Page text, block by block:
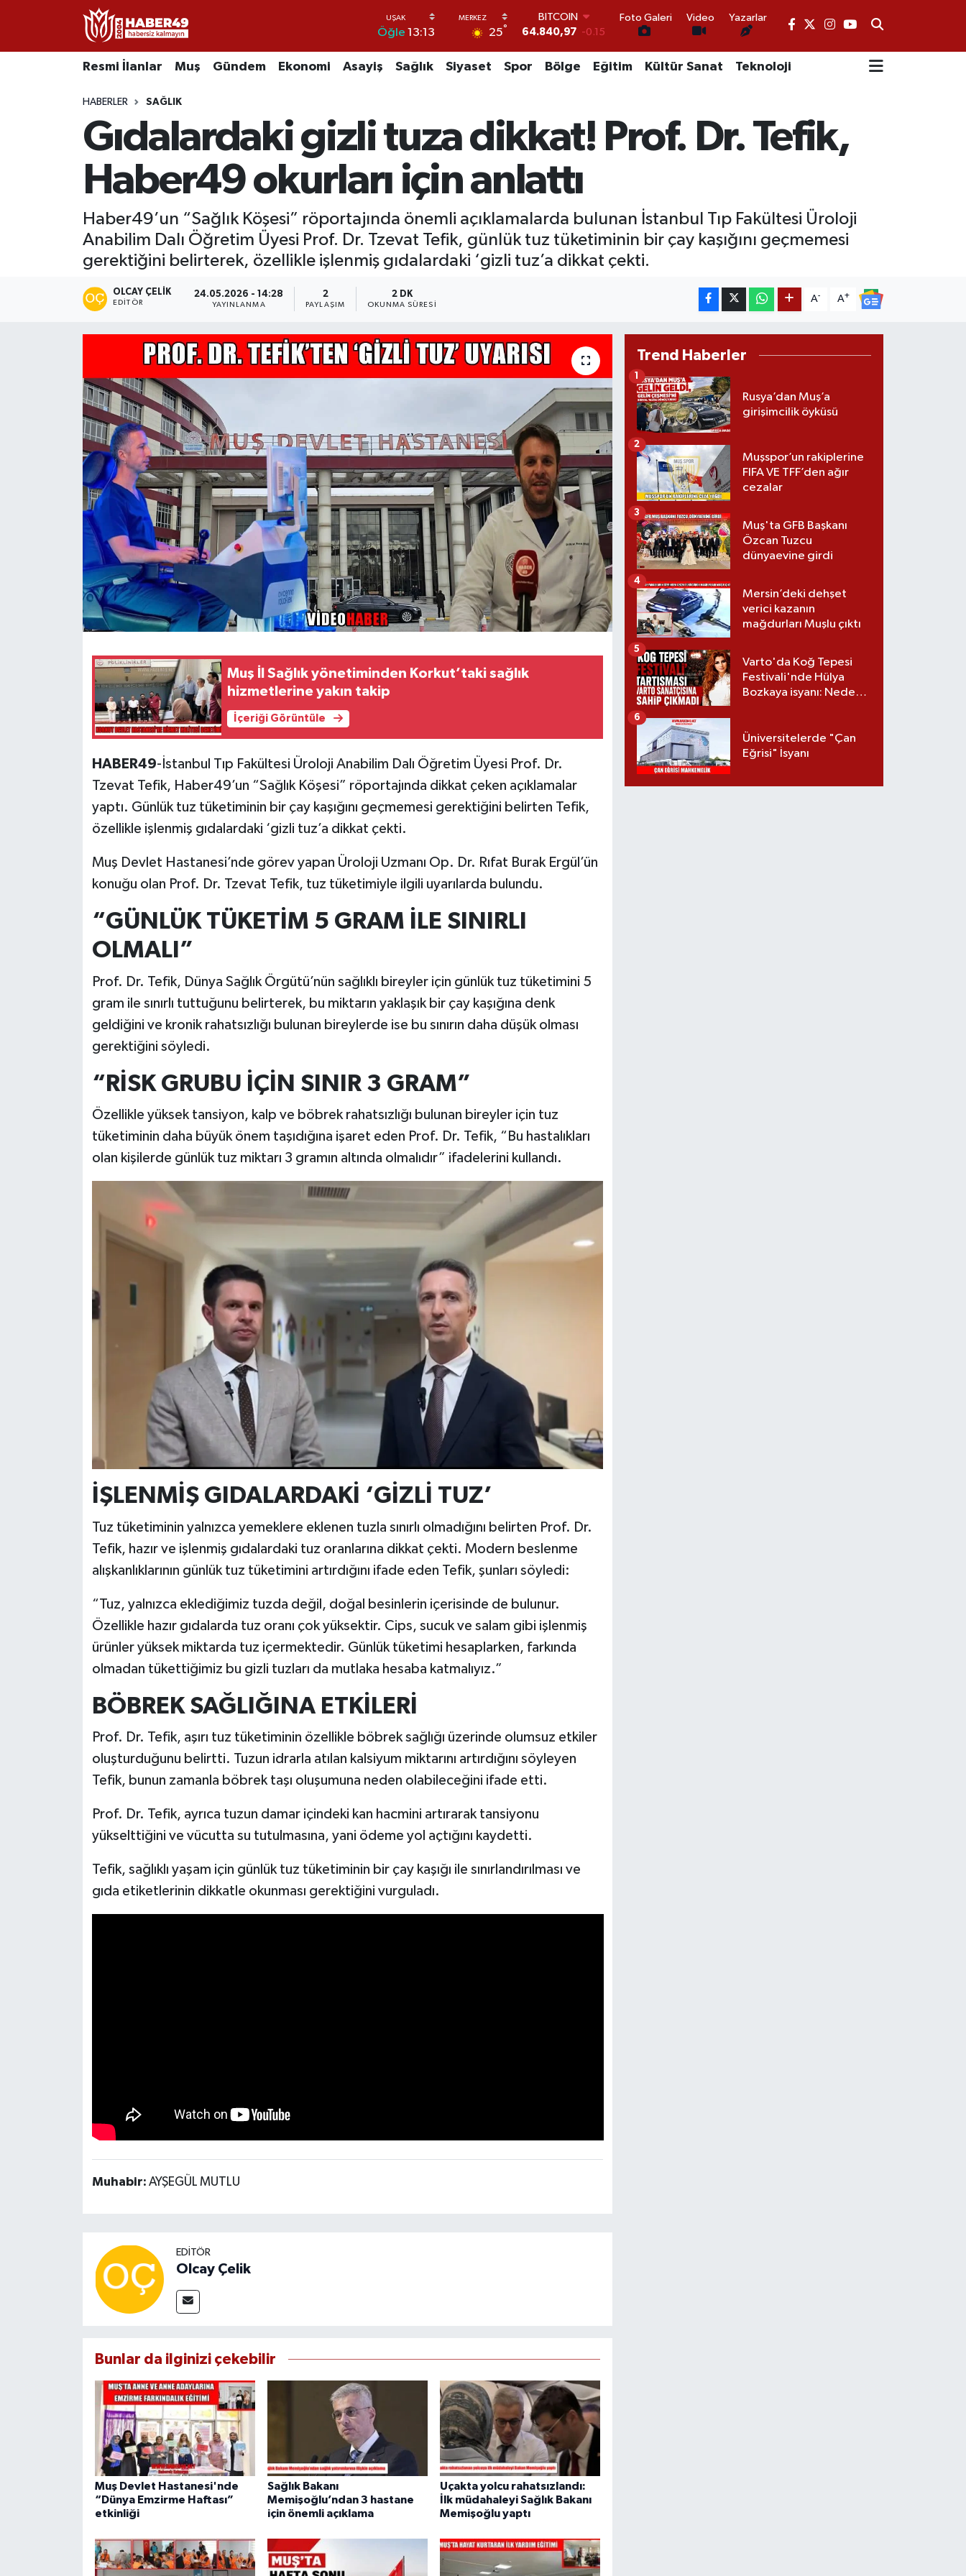
Öğle 13:13 25°
DOLAR
47,7436
0.18
55,2510 0.32
6660.55
BİST100
BITCOIN
64.840,97
Foto Galeri Video Yazarlar
Resmi İlanlar Muş Gündem Ekonomi Asayiş Sağlık Siyaset Spor Bölge Eğitim Kültür Sanat Teknoloji
HABERLER SAĞLIK
Gıdalardaki gizli tuza dikkat! Prof. Dr. Tefik,
Haber49 okurları için anlattı
Haber49’un “Sağlık Köşesi” röportajında önemli açıklamalarda bulunan İstanbul Tıp Fakültesi Üroloji
Anabilim Dalı Öğretim Üyesi Prof. Dr. Tzevat Tefik, günlük tuz tüketiminin bir çay kaşığını geçmemesi
gerektiğini belirterek, özellikle işlenmiş gıdalardaki ‘gizli tuz’a dikkat çekti.
OLCAY ÇELIK
EDITÖR
24.05.2026 - 14:28
YAYINLANMA
2
PAYLAŞIM
2 DK
OKUNMA SÜRESI
A- A+
Muş İl Sağlık yönetiminden Korkut’taki sağlık
hizmetlerine yakın takip
İçeriği Görüntüle
HABER49-İstanbul Tıp Fakültesi Üroloji Anabilim Dalı Öğretim Üyesi Prof. Dr.
Tzevat Tefik, Haber49’un “Sağlık Köşesi” röportajında dikkat çeken açıklamalar
yaptı. Günlük tuz tüketiminin bir çay kaşığını geçmemesi gerektiğini belirten Tefik,
özellikle işlenmiş gıdalardaki ‘gizli tuz’a dikkat çekti.
Muş Devlet Hastanesi’nde görev yapan Üroloji Uzmanı Op. Dr. Rıfat Burak Ergül’ün
konuğu olan Prof. Dr. Tzevat Tefik, tuz tüketimiyle ilgili uyarılarda bulundu.
“GÜNLÜK TÜKETİM 5 GRAM İLE SINIRLI
OLMALI”
Prof. Dr. Tefik, Dünya Sağlık Örgütü’nün sağlıklı bireyler için günlük tuz tüketimini 5
gram ile sınırlı tuttuğunu belirterek, bu miktarın yaklaşık bir çay kaşığına denk
geldiğini ve kronik rahatsızlığı bulunan bireylerde ise bu sınırın daha düşük olması
gerektiğini söyledi.
“RİSK GRUBU İÇİN SINIR 3 GRAM”
Özellikle yüksek tansiyon, kalp ve böbrek rahatsızlığı bulunan bireyler için tuz
tüketiminin daha büyük önem taşıdığına işaret eden Prof. Dr. Tefik, “Bu hastalıkları
olan kişilerde günlük tuz miktarı 3 gramın altında olmalıdır” ifadelerini kullandı.
İŞLENMİŞ GIDALARDAKİ ‘GİZLİ TUZ’
Tuz tüketiminin yalnızca yemeklere eklenen tuzla sınırlı olmadığını belirten Prof. Dr.
Tefik, hazır ve işlenmiş gıdalardaki tuz oranlarına dikkat çekti. Modern beslenme
alışkanlıklarının günlük tuz tüketimini artırdığını ifade eden Tefik, şunları söyledi:
“Tuz, yalnızca eklediğimiz tuzda değil, doğal besinlerin içerisinde de bulunur.
Özellikle hazır gıdalarda tuz oranı çok yüksektir. Cips, sucuk ve salam gibi işlenmiş
ürünler yüksek miktarda tuz içermektedir. Günlük tüketimi hesaplarken, farkında
olmadan tükettiğimiz bu gizli tuzları da mutlaka hesaba katmalıyız.”
BÖBREK SAĞLIĞINA ETKİLERİ
Prof. Dr. Tefik, aşırı tuz tüketiminin özellikle böbrek sağlığı üzerinde olumsuz etkiler
oluşturduğunu belirtti. Tuzun idrarla atılan kalsiyum miktarını artırdığını söyleyen
Tefik, bunun zamanla böbrek taşı oluşumuna neden olabileceğini ifade etti.
Prof. Dr. Tefik, ayrıca tuzun damar içindeki kan hacmini artırarak tansiyonu
yükselttiğini ve vücutta su tutulmasına, yani ödeme yol açtığını kaydetti.
Tefik, sağlıklı yaşam için günlük tuz tüketiminin bir çay kaşığı ile sınırlandırılması ve
gıda etiketlerinin dikkatle okunması gerektiğini vurguladı.
Muhabir: AYŞEGÜL MUTLU
EDITÖR
Olcay Çelik
Bunlar da ilginizi çekebilir
Muş Devlet Hastanesi'nde
“Dünya Emzirme Haftası”
etkinliği
Sağlık Bakanı
Memişoğlu’ndan 3 hastane
için önemli açıklama
Uçakta yolcu rahatsızlandı:
İlk müdahaleyi Sağlık Bakanı
Memişoğlu yaptı
Trend Haberler
Rusya’dan Muş’a
girişimcilik öyküsü
1
Muşspor’un rakiplerine
FIFA VE TFF’den ağır
cezalar
2
Muş'ta GFB Başkanı
Özcan Tuzcu
dünyaevine girdi
3
Mersin’deki dehşet
verici kazanın
mağdurları Muşlu çıktı
4
Varto'da Koğ Tepesi
Festivali'nde Hülya
Bozkaya isyanı: Neden
5
Üniversitelerde "Çan
Eğrisi" İsyanı
6
Resmi İlanlar
Teknoloji
Kültür Sanat
Bulanık
Malazgirt
Uşak Nöbetçi Eczaneler
Uşak Namaz Vakitleri
Uşak Trafik Yoğunluk Haritası
Tüm Manşetler
Haber Arşivi